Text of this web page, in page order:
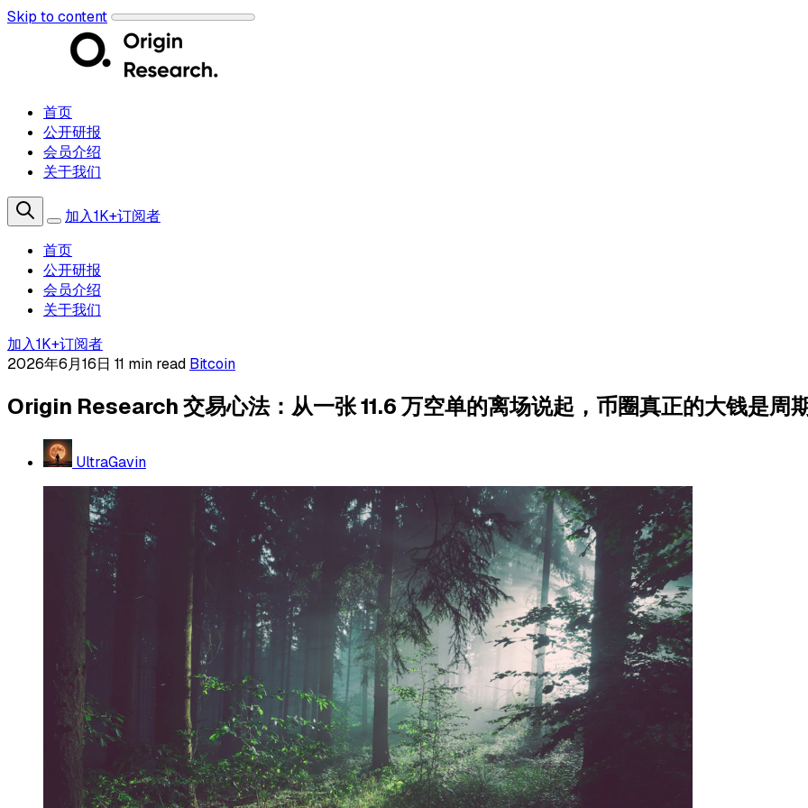
Skip to content
首页
公开研报
会员介绍
关于我们
加入1K+订阅者
首页
公开研报
会员介绍
关于我们
加入1K+订阅者
2026年6月16日 11 min read Bitcoin
Origin Research 交易心法：从一张 11.6 万空单的离场说起，币圈真正的大钱是周
UltraGavin